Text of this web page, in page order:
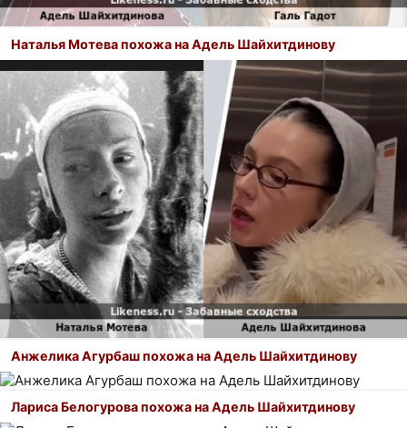
Наталья Мотева похожа на Адель Шайхитдинову
Анжелика Агурбаш похожа на Адель Шайхитдинову
Лариса Белогурова похожа на Адель Шайхитдинову